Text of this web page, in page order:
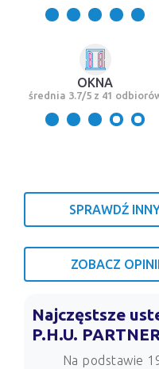
OKNA
średnia 3.7/5 z 41
SPRAWDŹ
ZOBACZ
Najczęstsze
P.H.U.
Na podstawie